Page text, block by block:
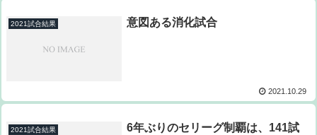
2021試合結果 意図ある消化試合
2021.10.29
2021試合結果
6年ぶりのセリーグ制覇は、141試